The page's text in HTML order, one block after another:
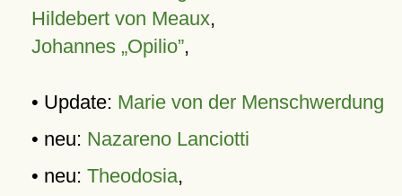
Hildebert von Meaux,
Johannes „Opilio”,
• Update: Marie von der Menschwerdung
• neu: Nazareno Lanciotti
• neu: Theodosia,